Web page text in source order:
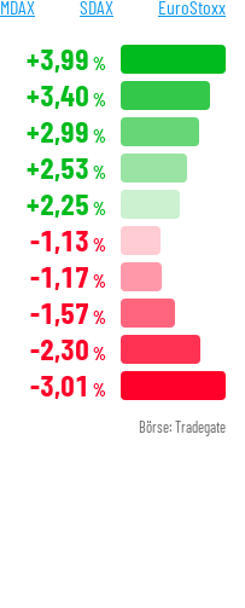
MDAX SDAX EuroStoxx
+3,99 %
+3,40 %
+2,99 %
+2,53 %
+2,25 %
-1,13 %
-1,17 %
-1,57 %
-2,30 %
-3,01 %
Börse: Tradegate